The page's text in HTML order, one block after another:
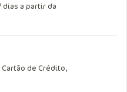
dias a partir da
de Crédito,